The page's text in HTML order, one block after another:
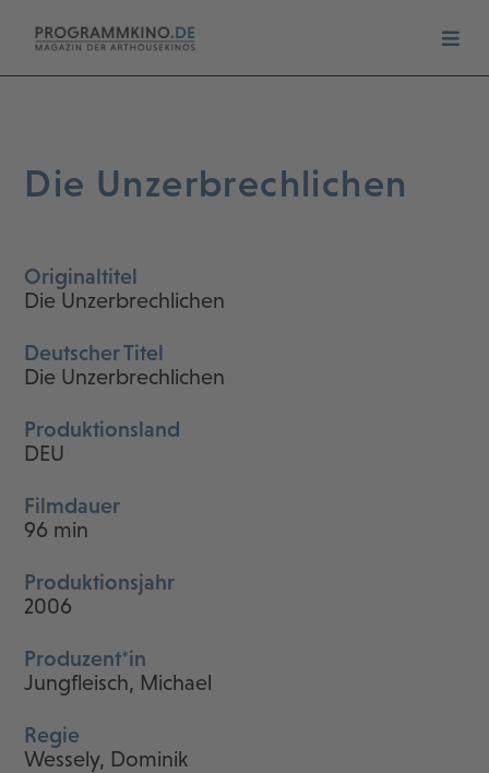
Die Unzerbrechlichen
Originaltitel
Die Unzerbrechlichen
Deutscher Titel
Die Unzerbrechlichen
Produktionsland
DEU
Filmdauer
96 min
Produktionsjahr
2006
Produzent*in
Jungfleisch, Michael
Regie
Wessely, Dominik